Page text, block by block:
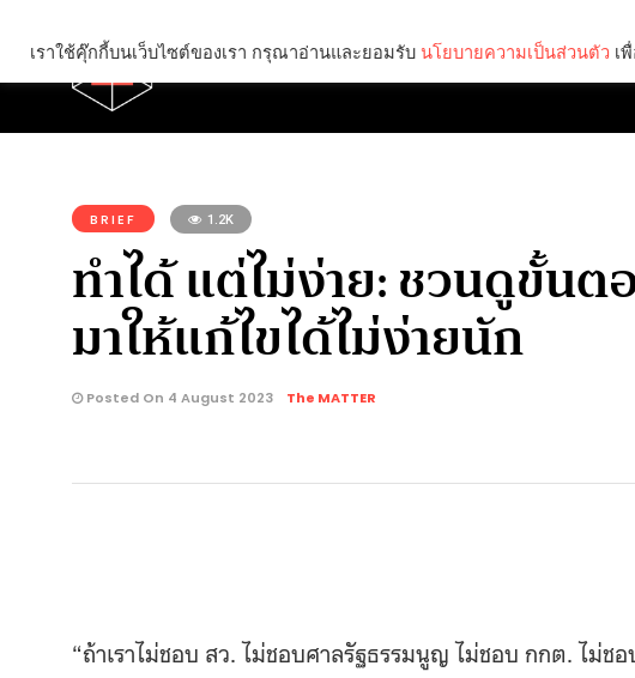
BRIEF 1.2K
ทำได้ แต่ไม่ง่าย: ชวนดูขั้น
มาให้แก้ไขได้ไม่ง่ายนัก
Posted On 4 August 2023 The MATTER
“ถ้าเราไม่ชอบ สว. ไม่ชอบศาลรัฐธรรมนูญ ไม่ชอบ กกต. ไม่ช
เราใช้คุ๊กกี้บนเว็บไซต์ของเรา กรุณาอ่านและยอมรับ นโยบายความเป็นส่วนตัว เ